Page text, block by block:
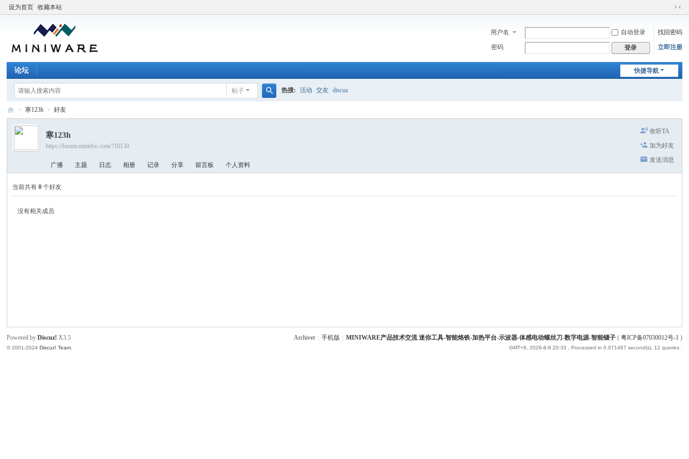
设为首页 收藏本站
切
到
窄
版
用户名 自动登录 找回密码
密码 登录 立即注册
快捷导航
论坛
帖子
索
热搜: 活动 交友 discuz
M
W
A
你
› 寒123h › 好友
收听TA
加为好友
发送消息
寒123h
https://forum.minidso.com/?10130
广播 主题 日志 相册 记录 分享 留言板 个人资料
当前共有0 个好友
没有相关成员
Archiver 手机版 MINIWARE产品技术交流 迷你工具-智能烙铁-加热平台-示波器-体感电动螺丝刀-数字电源-智能镊子( 粤ICP备07030012号-1 )
GMT+8, 2026-8-8 20:33 , Processed in 0.071467 second(s), 12 queries .
Powered byDiscuz! X3.5
© 2001-2024Discuz! Team